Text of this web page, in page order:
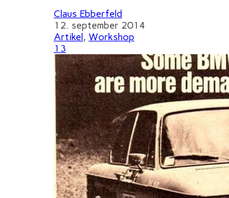
Claus Ebberfeld
12. september 2014
Artikel , Workshop
13